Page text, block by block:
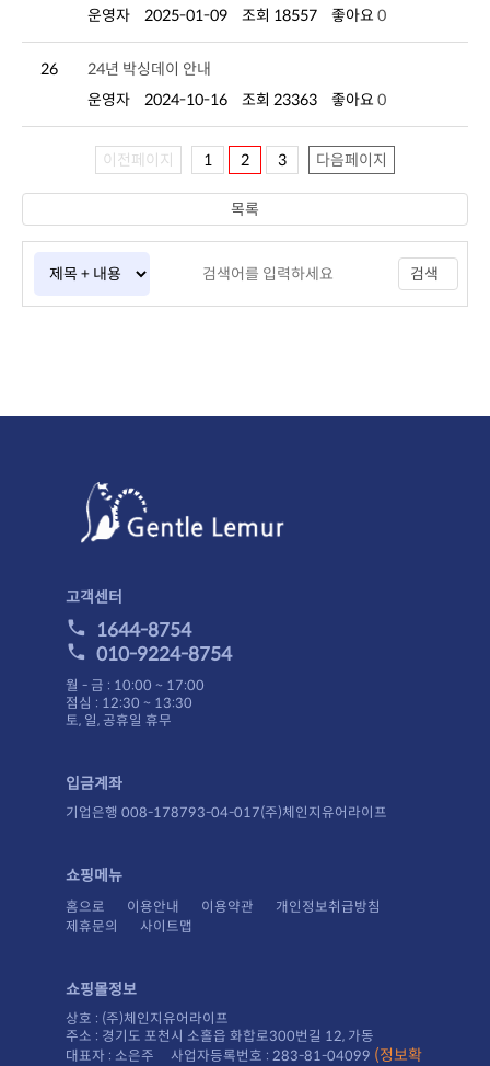
운영자
2025-01-09 조회 18557 좋아요 0
26
24년 박싱데이 안내
운영자
2024-10-16 조회 23363 좋아요 0
이전페이지 1 2 3 다음페이지
검색
목록
고객센터
1644-8754
010-9224-8754
월 - 금 : 10:00 ~ 17:00
점심 : 12:30 ~ 13:30
토, 일, 공휴일 휴무
입금계좌
기업은행 008-178793-04-017(주)체인지유어라이프
쇼핑메뉴
홈으로 이용안내 이용약관
개인정보취급방침
제휴문의
사이트맵
쇼핑몰정보
상호 : (주)체인지유어라이프
주소 : 경기도 포천시 소홀읍 화합로300번길 12, 가동
대표자 : 소은주 사업자등록번호 : 283-81-04099